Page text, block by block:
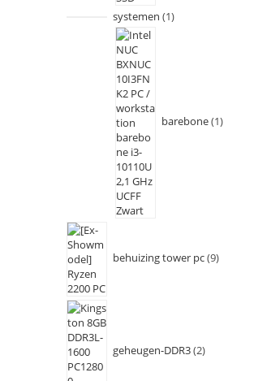
systemen 1
barebone 1
behuizing tower pc 9
geheugen-DDR3 2